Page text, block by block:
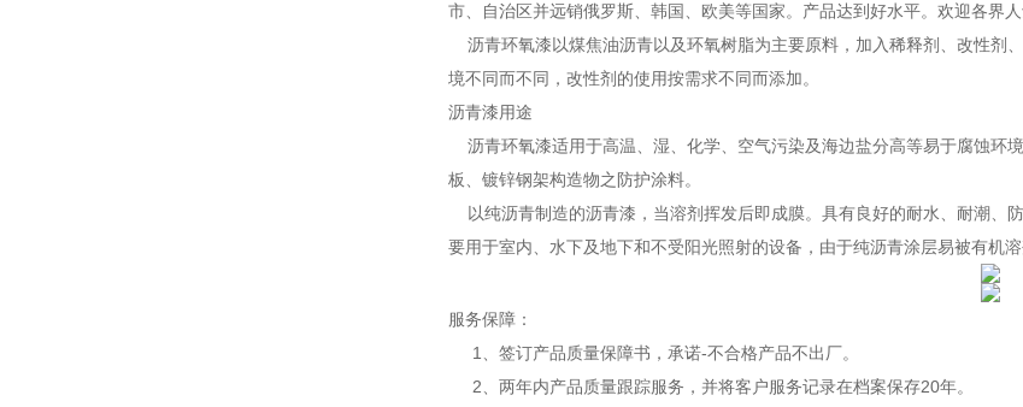
市、自治区并远销俄罗斯、韩国、欧美等国家。产品达到好水平。欢迎各界
沥青环氧漆以煤焦油沥青以及环氧树脂为主要原料，加入稀释剂、改性剂
境不同而不同，改性剂的使用按需求不同而添加。
沥青漆用途
沥青环氧漆适用于高温、湿、化学、空气污染及海边盐分高等易于腐蚀环
板、镀锌钢架构造物之防护涂料。
以纯沥青制造的沥青漆，当溶剂挥发后即成膜。具有良好的耐水、耐潮、
要用于室内、水下及地下和不受阳光照射的设备，由于纯沥青涂层易被有机
服务保障：
1、签订产品质量保障书，承诺-不合格产品不出厂。
2、两年内产品质量跟踪服务，并将客户服务记录在档案保存20年。